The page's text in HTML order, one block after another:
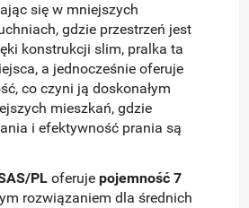
się w mniejszych
gdzie przestrzeń jest
konstrukcji slim, pralka ta
a jednocześnie oferuje
co czyni ją doskonałym
mieszkań, gdzie
i efektywność prania są
PL oferujepojemność 7
rozwiązaniem dla średnich